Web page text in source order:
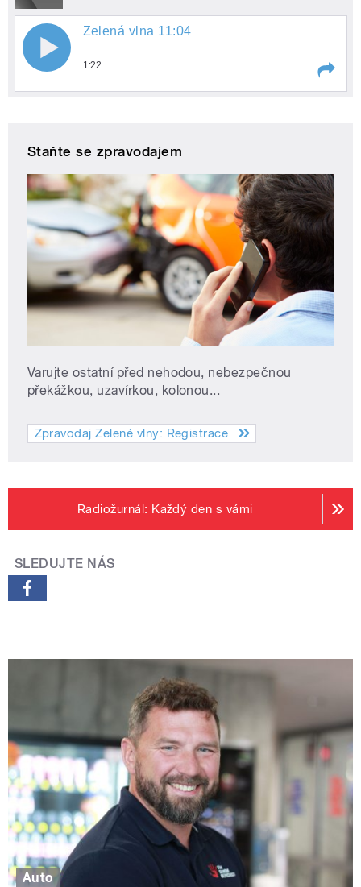
pause
Zelená vlna 11:04
1:22
Staňte se zpravodajem
Varujte ostatní před nehodou, nebezpečnou
překážkou, uzavírkou, kolonou...
Zpravodaj Zelené vlny: Registrace
Radiožurnál: Každý den s vámi
SLEDUJTE NÁS
Auto